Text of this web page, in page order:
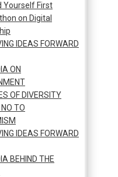
Yourself First
on Digital
IDEAS FORWARD
ON
OF DIVERSITY
TO
IDEAS FORWARD
BEHIND THE